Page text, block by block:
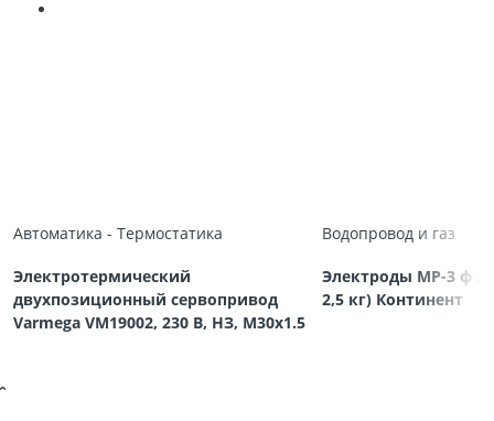
Автоматика - Термостатика
Электротермический
двухпозиционный сервопривод
Varmega VM19002, 230 В, НЗ, M30х1.5
Водопровод и газ
Электроды МР-3 ф
2,5 кг) Континент